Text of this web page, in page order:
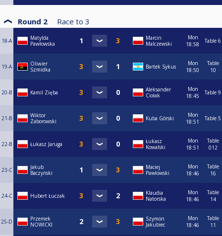
Round 2 Race to 3
18-A
Matylda
Pawłowska
Marcin
Malczewski
Mon
18:58
Table 6
19-A
Oliwier
Szmidka
Bartek Sykus
Mon
18:50
Table
10
20-B Kamil Zięba
Aleksander
Ciołak
Mon
18:45
Table 9
21-B
Wiktor
Zaborowski
Kuba Górski
Mon
18:51
Table 5
22-B Łukasz Jaruga
Łukasz
Kowalski
Mon
18:51
Table
012
23-C
Jakub
Baczyński
Maciej
Pawłowski
Mon
18:46
Table
16
24-C Hubert Łuczak
Klaudia
Natorska
Mon
18:46
Table
14
25-D
Przemek
NOWICKI
Szymon
Jakubiec
Mon
18:46
Table
11